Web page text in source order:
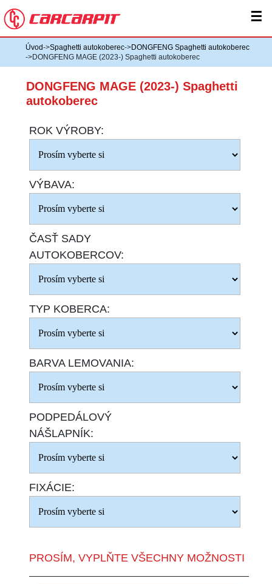
☰
Úvod->Spaghetti autokoberec->DONGFENG Spaghetti autokoberec
->DONGFENG MAGE (2023-) Spaghetti autokoberec
DONGFENG MAGE (2023-) Spaghetti
autokoberec
ROK VÝROBY:
VÝBAVA:
ČASŤ SADY
AUTOKOBERCOV:
TYP KOBERCA:
BARVA LEMOVANIA:
PODPEDÁLOVÝ
NÁŠLAPNÍK:
FIXÁCIE:
PROSÍM, VYPLŇTE VŠECHNY MOŽNOSTI